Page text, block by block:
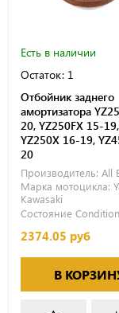
Есть в наличии
Остаток: 1
Отбойник заднего
амортизатора
20, YZ250FX 15-19,
YZ250X 16-19,
20
Производитель: All
Марка мотоцикла:
Kawasaki
Состояние
2374.05 руб
В